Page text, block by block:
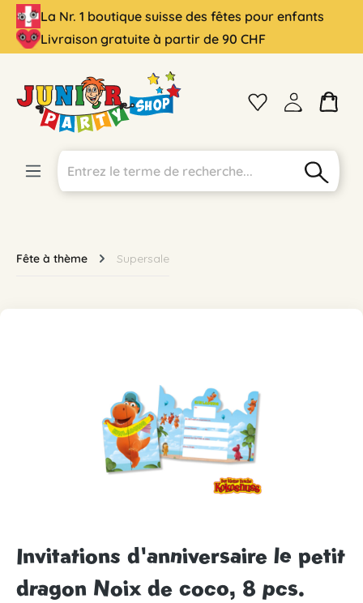
principal
La Nr. 1 boutique suisse des fêtes pour enfants
Livraison gratuite à partir de 90 CHF
Fête à thème Supersale
Invitations d'anniversaire le petit
dragon Noix de coco, 8 pcs.